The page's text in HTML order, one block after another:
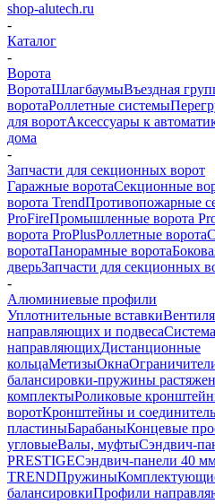
shop-alutech.ru
-
Каталог
-
Ворота
ВоротаШлагбаумыВъездная
воротаРоллетные системы
для воротАксессуары к
дома
-
Запчасти для секционных ворот
Гаражные воротаСекционные
ворота TrendПротивопожарные
ProFireПромышленные ворота
ворота ProPlusРоллетные ворота
воротаПанорамные ворота
дверьЗапчасти для секционных
-
Алюминиевые профили
Уплотнительные вставки
направляющих и подвеса
направляющихДистанционные
кольцаМетизыОкна
балансировки-пружины
комплектыРоликовые
воротКронштейны и
пластиныБарабаныКонцевые
угловыеВалы, муфтыСэндвич-
PRESTIGEСэндвич-панели 40
TRENDПружины
балансировкиПрофили